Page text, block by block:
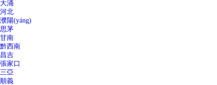
大涌
河北
濮陽(yáng)
思茅
甘南
黔西南
昌吉
張家口
三亞
順義